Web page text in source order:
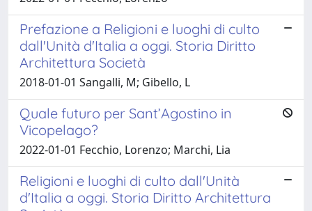
Prefazione a Religioni e luoghi di culto
dall'Unità d'Italia a oggi. Storia Diritto
Architettura Società
2018-01-01 Sangalli, M; Gibello, L
Quale futuro per Sant’Agostino in
Vicopelago?
2022-01-01 Fecchio, Lorenzo; Marchi, Lia
Religioni e luoghi di culto dall'Unità
d'Italia a oggi. Storia Diritto Architettura